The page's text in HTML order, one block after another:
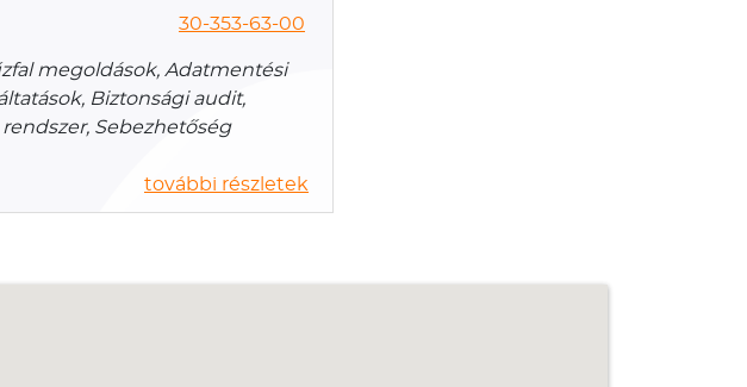
30-353-63-00
megoldások, Adatmentési
Biztonsági audit,
Sebezhetőség
további részletek